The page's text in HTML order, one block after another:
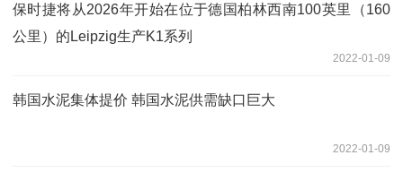
保时捷将从2026年开始在位于德国柏林西南100英里（160
公里）的Leipzig生产K1系列
2022-01-09
韩国水泥集体提价 韩国水泥供需缺口巨大
2022-01-09